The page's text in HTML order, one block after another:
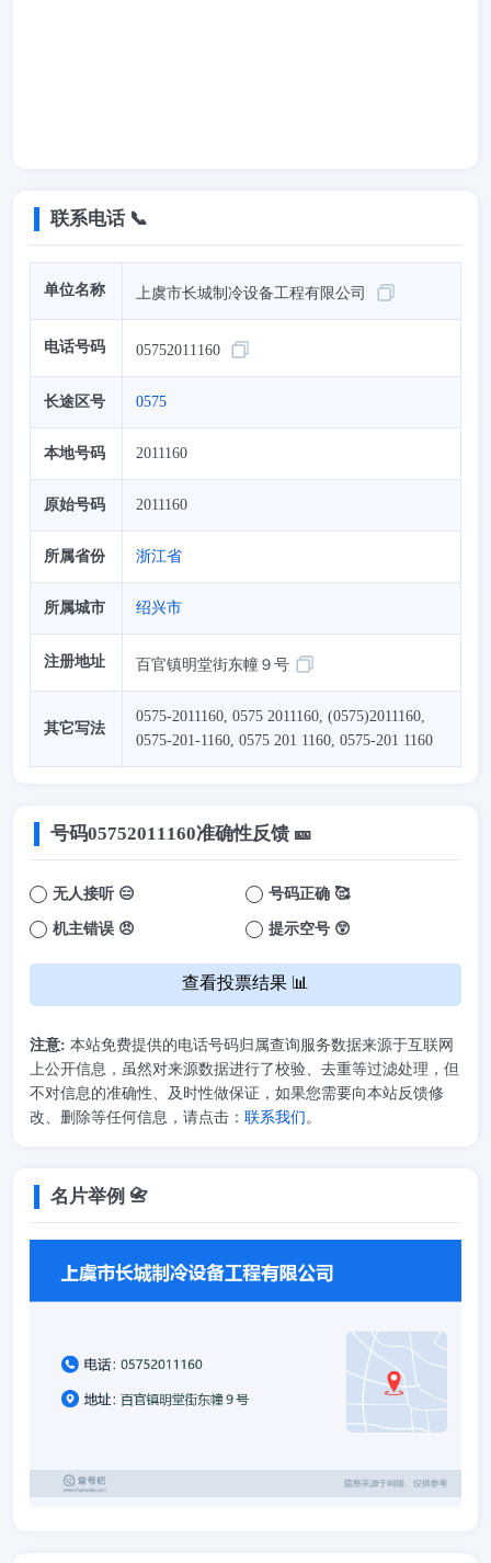
联系电话 📞
单位名称 上虞市长城制冷设备工程有限公司
电话号码 05752011160
长途区号 0575
本地号码 2011160
原始号码 2011160
所属省份 浙江省
所属城市 绍兴市
注册地址 百官镇明堂街东幢９号
其它写法
0575-2011160, 0575 2011160, (0575)2011160,
0575-201-1160, 0575 201 1160, 0575-201 1160
号码05752011160准确性反馈 🎫
无人接听 😑 号码正确 🥰
机主错误 😠 提示空号 😲
查看投票结果 📊
注意: 本站免费提供的电话号码归属查询服务数据来源于互联网
上公开信息，虽然对来源数据进行了校验、去重等过滤处理，但
不对信息的准确性、及时性做保证，如果您需要向本站反馈修
改、删除等任何信息，请点击： 联系我们 。
名片举例 📇